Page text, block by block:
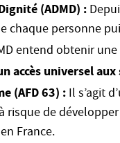
(ADMD) :
personne
entend obtenir
accès universel
(AFD 63) : Il s’agit
de
France.